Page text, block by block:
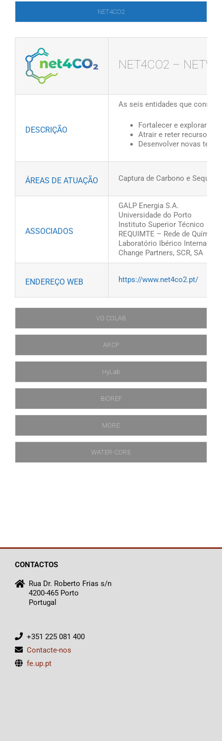
NET4CO2
NET4CO2 –
DESCRIÇÃO
As seis entidades que
Fortalecer e explorar as
Atrair e reter recursos
Desenvolver novas
ÁREAS DE ATUAÇÃO Captura de Carbono e
ASSOCIADOS
GALP Energia S.A.
Universidade do Porto
Instituto Superior Técnico
REQUIMTE – Rede de
Laboratório Ibérico
Change Partners, SCR, SA
ENDEREÇO WEB https://www.net4co2.pt/
VG COLAB
ARCP
HyLab
BIOREF
MORE
WATER-CORE
CONTACTOS
Rua Dr. Roberto Frias s/n
4200-465 Porto
Portugal
+351 225 081 400
Contacte-nos
fe.up.pt